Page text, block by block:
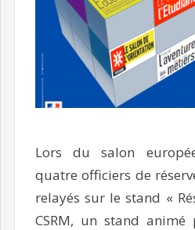
Lors du salon
quatre officiers de
relayés sur le stand «
CSRM, un stand animé